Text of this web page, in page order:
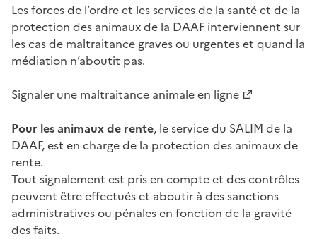
Les forces de l’ordre et les services de la santé et de la
protection des animaux de la DAAF interviennent sur
les cas de maltraitance graves ou urgentes et quand la
médiation n’aboutit pas.
Signaler une maltraitance animale en ligne
Pour les animaux de rente, le service du SALIM de la
DAAF, est en charge de la protection des animaux de
rente.
Tout signalement est pris en compte et des contrôles
peuvent être effectués et aboutir à des sanctions
administratives ou pénales en fonction de la gravité
des faits.